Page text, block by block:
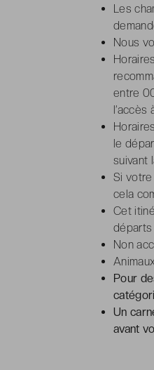
Les
Nous
entre
le
suivant
Si votre
cela
Cet
départs
Non
Pour
Un
avant